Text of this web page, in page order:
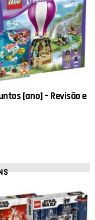
[ano] – Revisão e